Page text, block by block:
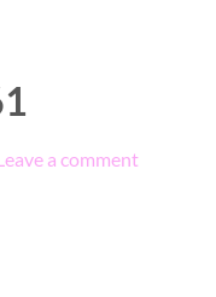
a comment